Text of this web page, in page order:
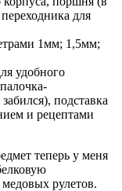
для
1мм; 1,5мм;
удобного
подставка
и рецептами
теперь у меня
рулетов.